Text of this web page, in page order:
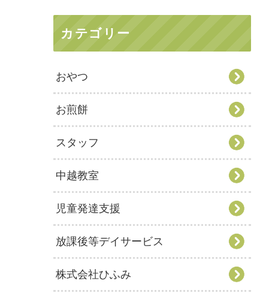
カテゴリー
おやつ
お煎餅
スタッフ
中越教室
児童発達支援
放課後等デイサービス
株式会社ひふみ